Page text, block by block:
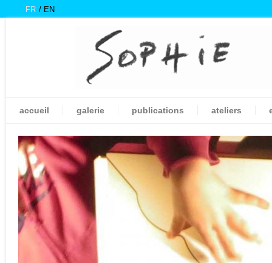
FR EN
accueil galerie publications ateliers